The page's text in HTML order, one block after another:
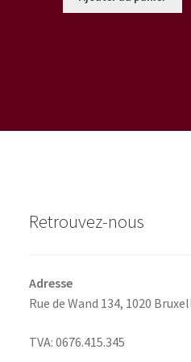
Retrouvez-nous
Adresse
Rue de Wand 134, 1020
TVA: 0676.415.345